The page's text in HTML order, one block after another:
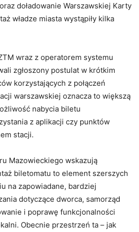
doładowanie Warszawskiej Karty
władze miasta wystąpiły kilka
wraz z operatorem systemu
zgłoszony postulat w krótkim
korzystających z połączeń
warszawskiej oznacza to większą
nabycia biletu
z aplikacji czy punktów
stacji.
Mazowieckiego wskazują
biletomatu to element szerszych
na zapowiadane, bardziej
dotyczące dworca, samorząd
i poprawę funkcjonalności
Obecnie przestrzeń ta – jak